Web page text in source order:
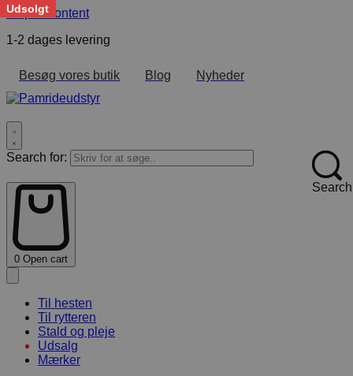
Skip to content
1-2 dages levering
Besøg vores butik Blog Nyheder
Search for:
Search
0 Open cart
Til hesten
Til rytteren
Stald og pleje
Udsalg
Mærker
Udsolgt